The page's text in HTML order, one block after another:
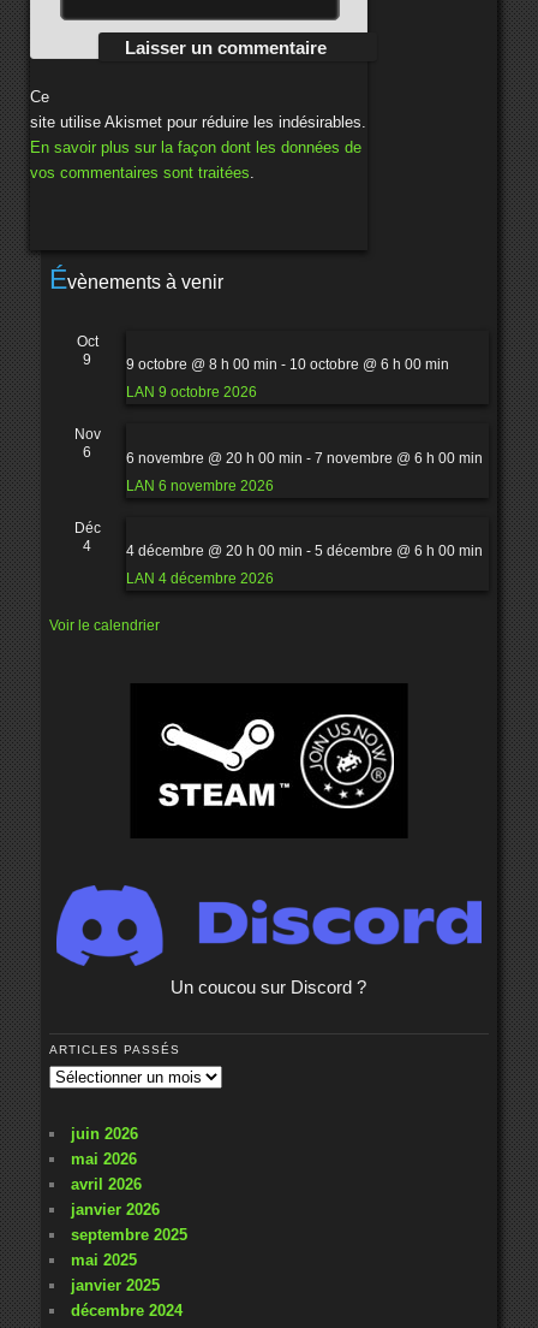
Ce
site utilise Akismet pour réduire les indésirables.
En savoir plus sur la façon dont les données de
vos commentaires sont traitées.
Évènements à venir
Oct
9
9 octobre @ 8 h 00 min - 10 octobre @ 6 h 00 min
LAN 9 octobre 2026
Nov
6
6 novembre @ 20 h 00 min - 7 novembre @ 6 h 00 min
LAN 6 novembre 2026
Déc
4
4 décembre @ 20 h 00 min - 5 décembre @ 6 h 00 min
LAN 4 décembre 2026
Voir le calendrier
Un coucou sur Discord ?
ARTICLES PASSÉS
Articles
juin 2026
mai 2026
avril 2026
janvier 2026
septembre 2025
mai 2025
janvier 2025
décembre 2024